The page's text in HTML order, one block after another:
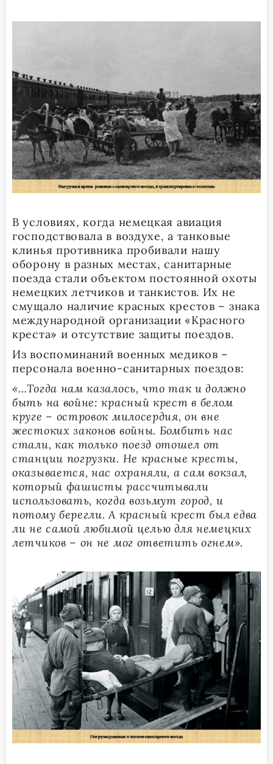
В условиях, когда немецкая авиация
господствовала в воздухе, а танковые
клинья противника пробивали нашу
оборону в разных местах, санитарные
поезда стали объектом постоянной охоты
немецких летчиков и танкистов. Их не
смущало наличие красных крестов – знака
международной организации «Красного
креста» и отсутствие защиты поездов.
Из воспоминаний военных медиков –
персонала военно-санитарных поездов:
«…Тогда нам казалось, что так и должно
быть на войне: красный крест в белом
круге – островок милосердия, он вне
жестоких законов войны. Бомбить нас
стали, как только поезд отошел от
станции погрузки. Не красные кресты,
оказывается, нас охраняли, а сам вокзал,
который фашисты рассчитывали
использовать, когда возьмут город, и
потому берегли. А красный крест был едва
ли не самой любимой целью для немецких
летчиков – он не мог ответить огнем».